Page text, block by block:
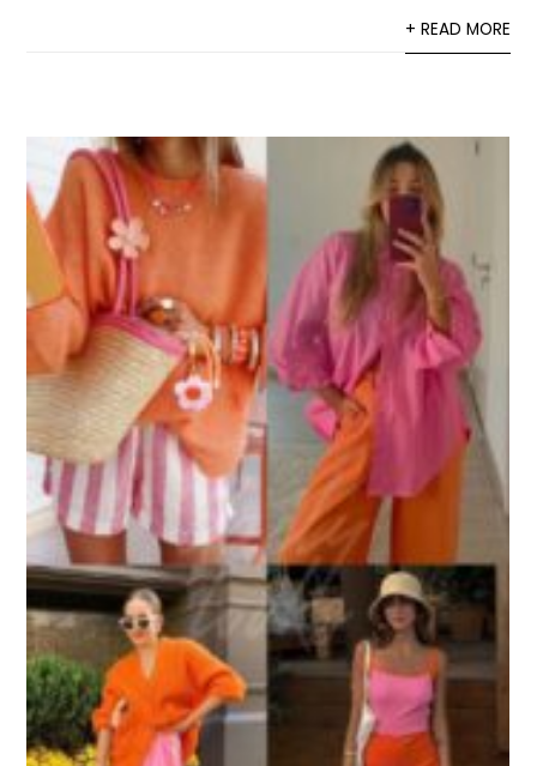
+ READ MORE